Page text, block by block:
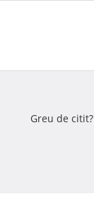
Greu de citit?